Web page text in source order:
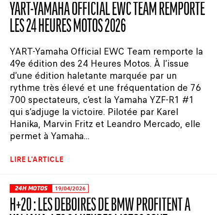
YART-YAMAHA OFFICIAL EWC TEAM REMPORTE
LES 24 HEURES MOTOS 2026
YART-Yamaha Official EWC Team remporte la
49e édition des 24 Heures Motos. À l’issue
d’une édition haletante marquée par un
rythme très élevé et une fréquentation de 76
700 spectateurs, c’est la Yamaha YZF-R1 #1
qui s’adjuge la victoire. Pilotée par Karel
Hanika, Marvin Fritz et Leandro Mercado, elle
permet à Yamaha...
LIRE L'ARTICLE
24H MOTOS 19/04/2026
H+20 : LES DÉBOIRES DE BMW PROFITENT À